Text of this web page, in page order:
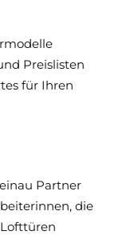
Preislisten
für Ihren
Partner
die